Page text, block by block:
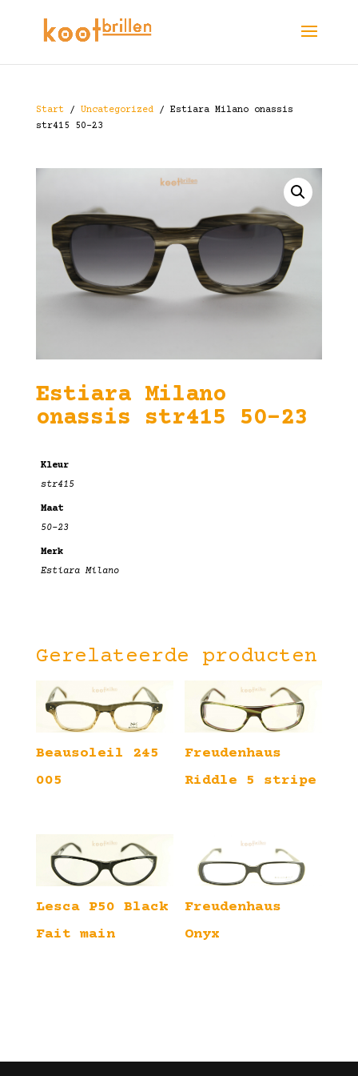
Start/ Uncategorized/ Estiara Milano onassis
str415 50-23
Estiara Milano
onassis str415 50-23
Kleur
str415
Maat
50-23
Merk
Estiara Milano
Gerelateerde producten
Beausoleil 245
005
Freudenhaus
Riddle 5 stripe
Lesca P50 Black
Fait main
Freudenhaus
Onyx